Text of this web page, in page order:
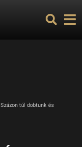
Százon túl dobtunk és